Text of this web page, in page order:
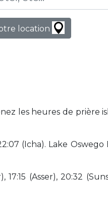
location
les heures de prière
(Icha). Lake Oswego
(Asser), 20:32